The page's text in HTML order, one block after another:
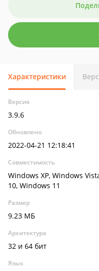
Характеристики
Версия
3.9.6
Обновлено
2022-04-21 12:18:41
Совместимость
Windows XP, Windows
10, Windows 11
Размер
9.23 МБ
Архитектура
32 и 64 бит
Язык